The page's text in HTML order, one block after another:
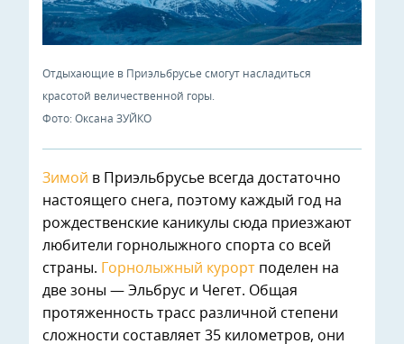
Отдыхающие в Приэльбрусье смогут насладиться
красотой величественной горы.
Фото: Оксана ЗУЙКО
Зимой в Приэльбрусье всегда достаточно
настоящего снега, поэтому каждый год на
рождественские каникулы сюда приезжают
любители горнолыжного спорта со всей
страны.
Горнолыжный курорт поделен на
две зоны — Эльбрус и Чегет. Общая
протяженность трасс различной степени
сложности составляет 35 километров, они